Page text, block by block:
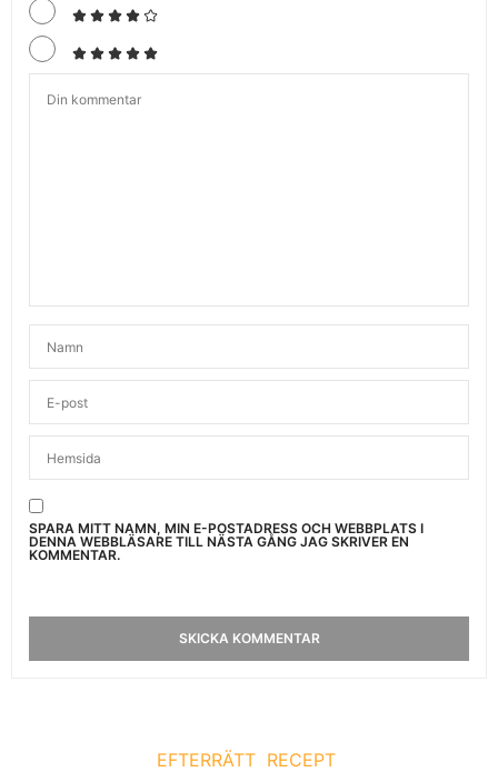
SPARA MITT NAMN, MIN E-POSTADRESS OCH WEBBPLATS I
DENNA WEBBLÄSARE TILL NÄSTA GÅNG JAG SKRIVER EN
KOMMENTAR.
EFTERRÄTT RECEPT